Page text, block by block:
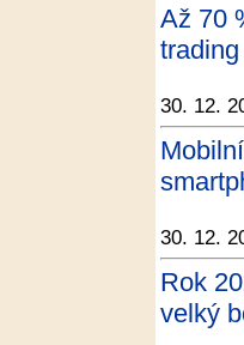
Až 70
30. 12.
30. 12.
Rok
velký